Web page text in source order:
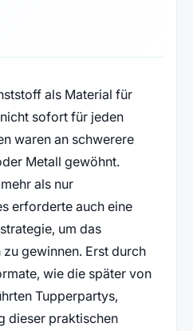
als Material für
sofort für jeden
waren an schwerere
Metall gewöhnt.
als nur
erforderte auch eine
um das
gewinnen. Erst durch
wie die später von
Tupperpartys,
dieser praktischen